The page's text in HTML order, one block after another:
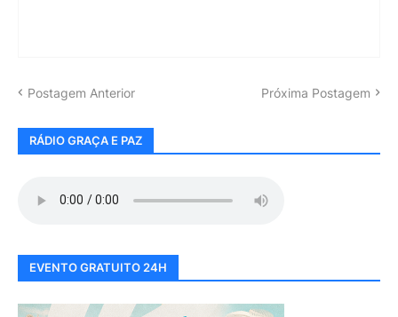
Postagem Anterior Próxima Postagem
RÁDIO GRAÇA E PAZ
EVENTO GRATUITO 24H